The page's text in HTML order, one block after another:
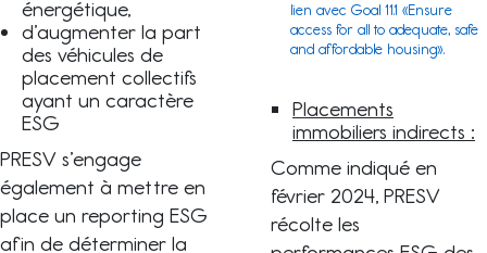
énergétique,
d’augmenter la part
des véhicules de
placement collectifs
ayant un caractère
ESG
PRESV s’engage
également à mettre en
place un reporting ESG
afin de déterminer la
lien avec Goal 11.1 «Ensure
access for all to adequate, safe
and affordable housing».
Placements
immobiliers indirects :
Comme indiqué en
février 2024, PRESV
récolte les